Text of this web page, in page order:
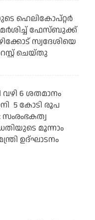
ഹെലികോപ്റ്റര്‍
ഫേസ്ബുക്ക്
സ്വദേശിയെ
ചെയ്തു
6 ശതമാനം
5 കോടി രൂപ
മൂന്നാം
ഉദ്ഘാടനം